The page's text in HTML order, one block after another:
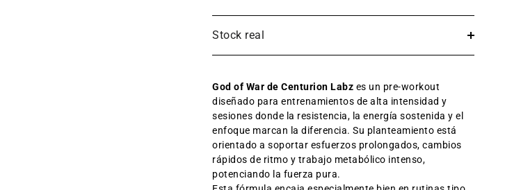
Stock real
God of War deCenturion Labz es un pre-workout
diseñado para entrenamientos de alta intensidad y
sesiones donde la resistencia, la energía sostenida y el
enfoque marcan la diferencia. Su planteamiento está
orientado a soportar esfuerzos prolongados, cambios
rápidos de ritmo y trabajo metabólico intenso,
potenciando la fuerza pura.